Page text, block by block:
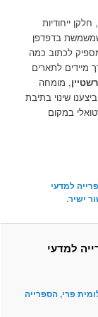
חלקן ייחודיות
בדפדפן
לכתוב כמה
מיידים לתארים
, מומחה
שינוי בתיבת
במקום
למדעי
ישיר.
למדעי
פרי, הספרייה